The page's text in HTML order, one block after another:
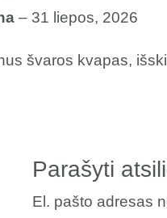
– 31 liepos, 2026
švaros kvapas,
Parašyti
El. pašto adresas